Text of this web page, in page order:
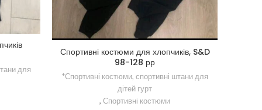
для
Спортивні костюми для хлопчиків, S&D
98-128 рр
*Спортивні костюми, спортивні штани для
дітей гурт
, Спортивні костюми